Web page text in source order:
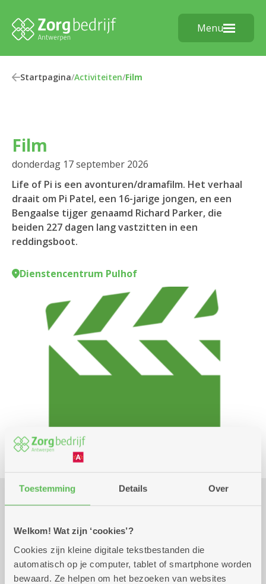
Toestemming Details Over
Welkom! Wat zijn ‘cookies’?
Cookies zijn kleine digitale tekstbestanden die
automatisch op je computer, tablet of smartphone worden
bewaard. Ze helpen om het bezoeken van websites
Menu
Startpagina/Activiteiten/Film
Film
donderdag 17 september 2026
Life of Pi is een avonturen/dramafilm. Het verhaal
draait om Pi Patel, een 16-jarige jongen, en een
Bengaalse tijger genaamd Richard Parker, die
beiden 227 dagen lang vastzitten in een
reddingsboot.
Dienstencentrum Pulhof
donderdag 17 september
2026
14.00 uur tot 16.00